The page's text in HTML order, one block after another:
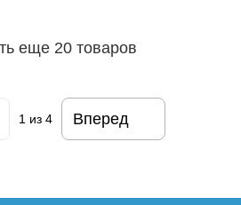
еще 20 товаров
1из 4 Вперед